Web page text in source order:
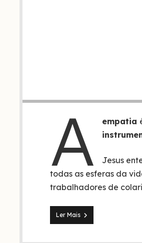
A empatia
Jesus
todas as esferas da
trabalhadores de
Ler Mais3
maneiras
você